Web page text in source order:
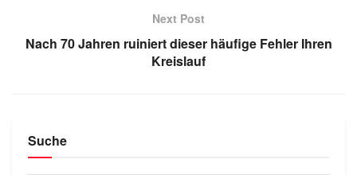
Next Post
Nach 70 Jahren ruiniert dieser häufige Fehler Ihren
Kreislauf
Suche